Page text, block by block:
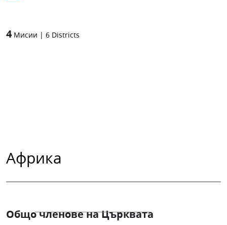
4 Мисии | 6 Districts
Африка
Общо членове на Църквата